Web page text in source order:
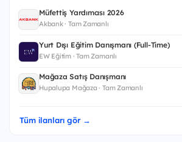
Müfettiş Yardımcısı 2026
Akbank · Tam Zamanlı
Yurt Dışı Eğitim Danışmanı (Full-Time)
EW Eğitim · Tam Zamanlı
Mağaza Satış Danışmanı
Hupalupa Mağaza · Tam Zamanlı
Tüm ilanları gör →